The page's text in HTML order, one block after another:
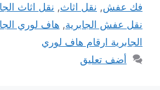
فك عفش, نقل اثاث, نقل اثاث
نقل عفش الجابرية, هاف لوري
الجابرية ارقام هاف لوري
أضف تعليق